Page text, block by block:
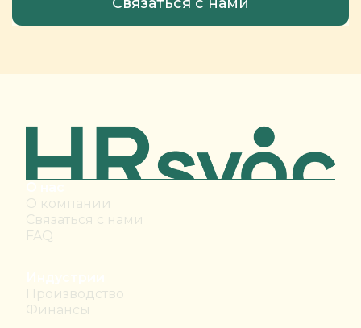
О компании
Связаться с нами
FAQ
Производство
Финансы